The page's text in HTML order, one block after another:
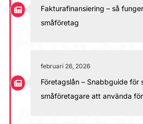
Fakturafinansiering – så
småföretag
februari 26, 2026
Företagslån – Snabbguide för
småföretagare att använda